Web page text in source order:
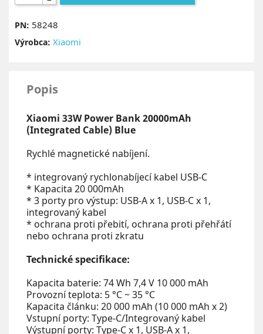
PN: 58248
Výrobca: Xiaomi
Popis
Xiaomi 33W Power Bank 20000mAh
(Integrated Cable) Blue
Rychlé magnetické nabíjení.
* integrovaný rychlonabíjecí kabel USB-C
* Kapacita 20 000mAh
* 3 porty pro výstup: USB-A x 1, USB-C x 1,
integrovaný kabel
* ochrana proti přebití, ochrana proti přehřátí
nebo ochrana proti zkratu
Technické specifikace:
Kapacita baterie: 74 Wh 7,4 V 10 000 mAh
Provozní teplota: 5 °C ~ 35 °C
Kapacita článku: 20 000 mAh (10 000 mAh x 2)
Vstupní porty: Type-C/Integrovaný kabel
Výstupní porty: Type-C x 1, USB-A x 1,